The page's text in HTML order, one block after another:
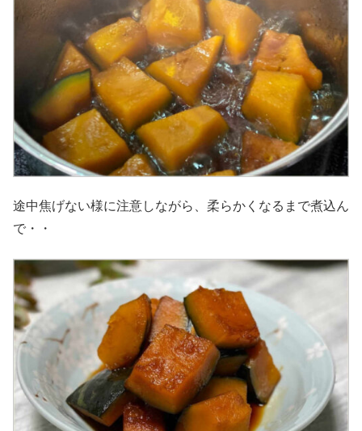
途中焦げない様に注意しながら、柔らかくなるまで煮込ん
で・・